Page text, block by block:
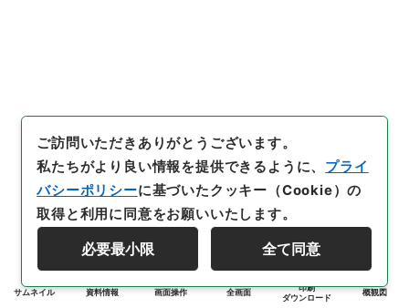
サムネイル 資料情報 画面操作 全画面
印刷
ダウンロード
概観図
ご訪問いただきありがとうございます。
私たちがより良い情報を提供できるように、 プライ
バシーポリシーに基づいたクッキー（Cookie）の
取得と利用に同意をお願いいたします。
必要最小限 全て同意